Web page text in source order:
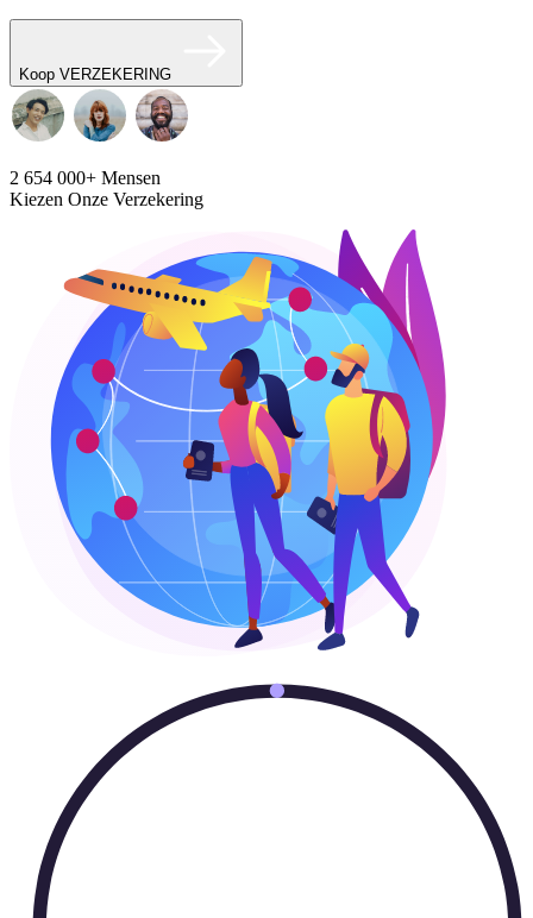
Koop VERZEKERING
2 654 000+ Mensen
Kiezen Onze Verzekering